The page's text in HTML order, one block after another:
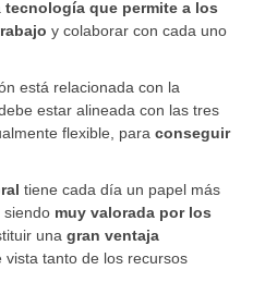
tecnología que permite a los
y colaborar con cada uno
está relacionada con la
debe estar alineada con las tres
flexible, para conseguir
tiene cada día un papel más
siendo muy valorada por los
una gran ventaja
vista tanto de los recursos